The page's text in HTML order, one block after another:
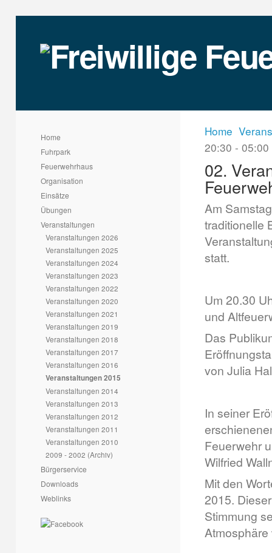
Home
Fuhrpark
Feuerwehrhaus
Organisation
Einsätze
Übungen
Veranstaltungen
Veranstaltungen 2026
Veranstaltungen 2025
Veranstaltungen 2024
Veranstaltungen 2023
Veranstaltungen 2022
Veranstaltungen 2020
Veranstaltungen 2021
Veranstaltungen 2019
Veranstaltungen 2018
Veranstaltungen 2017
Veranstaltungen 2016
Veranstaltungen 2015
Veranstaltungen 2014
Veranstaltungen 2013
Veranstaltungen 2012
Veranstaltungen 2011
Veranstaltungen 2010
2009 - 2002 (Archiv)
Bürgerservice
Downloads
Weblinks
Home
20:30 -
02.
Am
traditionelle
statt.
Um 20.30
und
Das
von Julia
In seiner
Feuerwehr
Wilfried
Mit den
2015.
Stimmung